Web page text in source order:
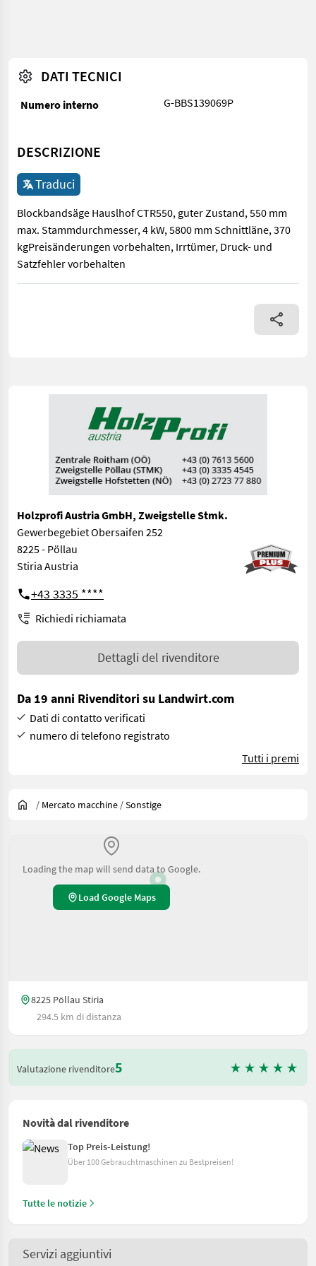
DATI TECNICI
Numero interno G-BBS139069P
DESCRIZIONE
Traduci
Blockbandsäge Hauslhof CTR550, guter Zustand, 550 mm
max. Stammdurchmesser, 4 kW, 5800 mm Schnittläne, 370
kgPreisänderungen vorbehalten, Irrtümer, Druck- und
Satzfehler vorbehalten
Blockbandsäge Hauslhof CTR550, guter Zustand, 550 mm
Holzprofi Austria GmbH, Zweigstelle Stmk.
Gewerbegebiet Obersaifen 252
8225 - Pöllau
Stiria Austria
+43 3335 ****
Richiedi richiamata
Dettagli del rivenditore
Da 19 anni Rivenditori su Landwirt.com
Dati di contatto verificati
numero di telefono registrato
Tutti i premi
/ Mercato macchine /Sonstige
Loading the map will send data to Google.
Load Google Maps
8225 Pöllau Stiria
294.5 km di distanza
Valutazione rivenditore5
Novità dal rivenditore
Top Preis-Leistung!
Über 100 Gebrauchtmaschinen zu Bestpreisen!
Tutte le notizie
Servizi aggiuntivi